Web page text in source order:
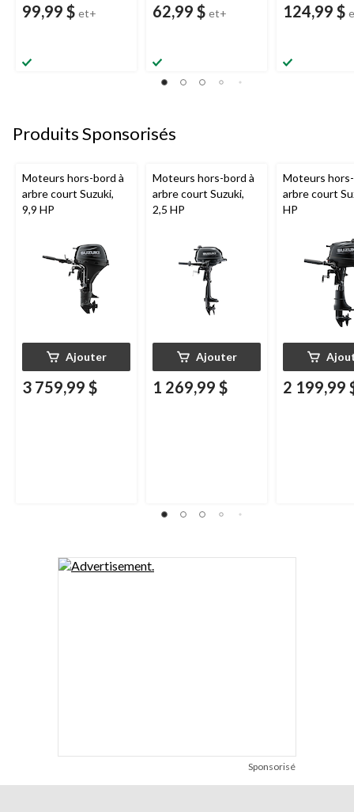
99,99 $ et+ 62,99 $ et+ 124,99 $
Produits Sponsorisés
Moteurs hors-bord à
arbre court Suzuki,
9,9 HP
Ajouter
3 759,99 $
Moteurs hors-bord à
arbre court Suzuki,
2,5 HP
Ajouter
1 269,99 $
Moteurs
arbre court
HP
2 199,99
Sponsorisé